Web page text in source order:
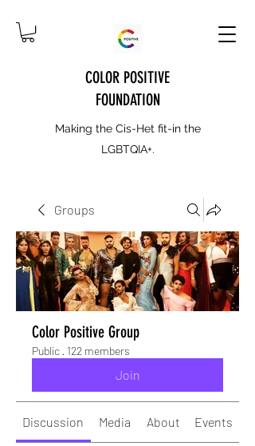
COLOR POSITIVE
FOUNDATION
Making the Cis-Het fit-in the
LGBTQIA+.
Groups
Color Positive Group
Public · 122 members
Join
Discussion Media About Events